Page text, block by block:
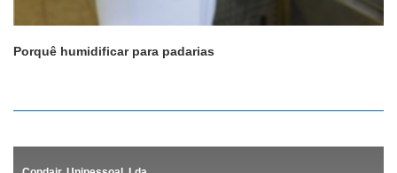
Porquê humidificar para padarias